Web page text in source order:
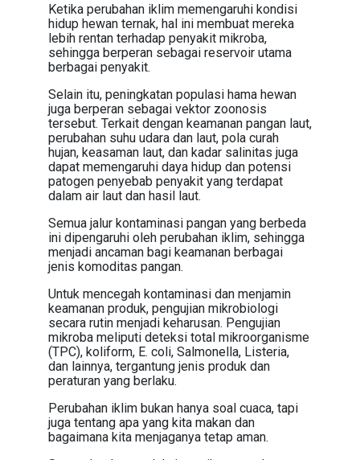
Ketika perubahan iklim memengaruhi kondisi
hidup hewan ternak, hal ini membuat mereka
lebih rentan terhadap penyakit mikroba,
sehingga berperan sebagai reservoir utama
berbagai penyakit.
Selain itu, peningkatan populasi hama hewan
juga berperan sebagai vektor zoonosis
tersebut. Terkait dengan keamanan pangan laut,
perubahan suhu udara dan laut, pola curah
hujan, keasaman laut, dan kadar salinitas juga
dapat memengaruhi daya hidup dan potensi
patogen penyebab penyakit yang terdapat
dalam air laut dan hasil laut.
Semua jalur kontaminasi pangan yang berbeda
ini dipengaruhi oleh perubahan iklim, sehingga
menjadi ancaman bagi keamanan berbagai
jenis komoditas pangan.
Untuk mencegah kontaminasi dan menjamin
keamanan produk, pengujian mikrobiologi
secara rutin menjadi keharusan. Pengujian
mikroba meliputi deteksi total mikroorganisme
(TPC), koliform, E. coli, Salmonella, Listeria,
dan lainnya, tergantung jenis produk dan
peraturan yang berlaku.
Perubahan iklim bukan hanya soal cuaca, tapi
juga tentang apa yang kita makan dan
bagaimana kita menjaganya tetap aman.